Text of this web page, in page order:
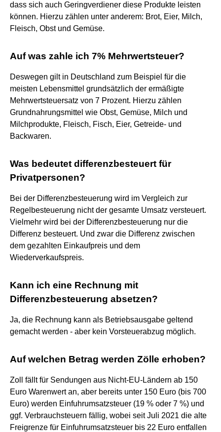
dass sich auch Geringverdiener diese Produkte leisten
können. Hierzu zählen unter anderem: Brot, Eier, Milch,
Fleisch, Obst und Gemüse.
Auf was zahle ich 7% Mehrwertsteuer?
Deswegen gilt in Deutschland zum Beispiel für die
meisten Lebensmittel grundsätzlich der ermäßigte
Mehrwertsteuersatz von 7 Prozent. Hierzu zählen
Grundnahrungsmittel wie Obst, Gemüse, Milch und
Milchprodukte, Fleisch, Fisch, Eier, Getreide- und
Backwaren.
Was bedeutet differenzbesteuert für
Privatpersonen?
Bei der Differenzbesteuerung wird im Vergleich zur
Regelbesteuerung nicht der gesamte Umsatz versteuert.
Vielmehr wird bei der Differenzbesteuerung nur die
Differenz besteuert. Und zwar die Differenz zwischen
dem gezahlten Einkaufpreis und dem
Wiederverkaufspreis.
Kann ich eine Rechnung mit
Differenzbesteuerung absetzen?
Ja, die Rechnung kann als Betriebsausgabe geltend
gemacht werden - aber kein Vorsteuerabzug möglich.
Auf welchen Betrag werden Zölle erhoben?
Zoll fällt für Sendungen aus Nicht-EU-Ländern ab 150
Euro Warenwert an, aber bereits unter 150 Euro (bis 700
Euro) werden Einfuhrumsatzsteuer (19 % oder 7 %) und
ggf. Verbrauchsteuern fällig, wobei seit Juli 2021 die alte
Freigrenze für Einfuhrumsatzsteuer bis 22 Euro entfallen